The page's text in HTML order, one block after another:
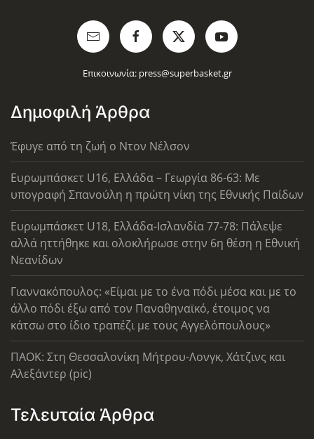
Επικοινωνία: press@superbasket.gr
Δημοφιλή Άρθρα
Έφυγε από τη ζωή ο Ντον Νέλσον
Ευρωμπάσκετ U16, Ελλάδα – Γεωργία 86-63: Με
υπογραφή Σπανούλη η πρώτη νίκη της Εθνικής Παίδων
Ευρωμπάσκετ U18, Ελλάδα-Ισλανδία 77-78: Πάλεψε
αλλά ηττήθηκε και ολοκλήρωσε στην 6η θέση η Εθνική
Νεανίδων
Γιαννακόπουλος: «Είμαι με το ένα πόδι μέσα και με το
άλλο πόδι έξω από τον Παναθηναϊκό, έτοιμος να
κάτσω στο ίδιο τραπέζι με τους Αγγελόπουλους»
ΠΑΟΚ: Στη Θεσσαλονίκη Μήτρου-Λονγκ, Χάτζινς και
Αλεξάντερ (pic)
Τελευταία Άρθρα